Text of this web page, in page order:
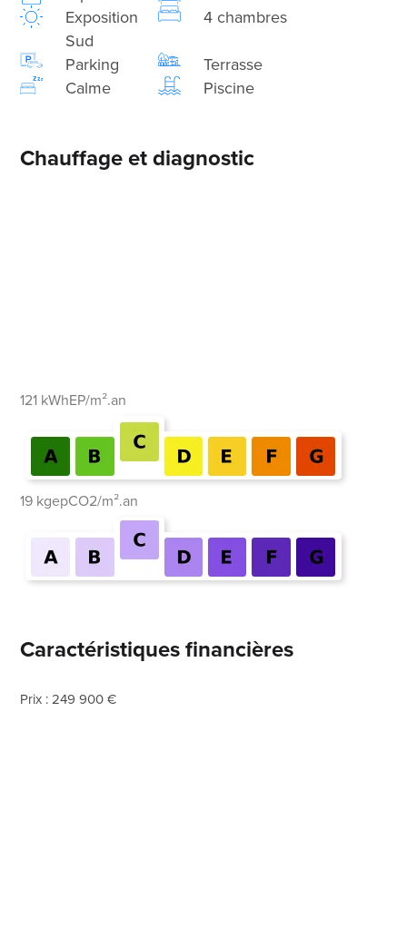
Exposition
Sud
4 chambres
Parking
Terrasse
Calme
Piscine
Chauffage et diagnostic
121 kWhEP/m².an
19 kgepCO2/m².an
Caractéristiques financières
Prix : 249 900 €